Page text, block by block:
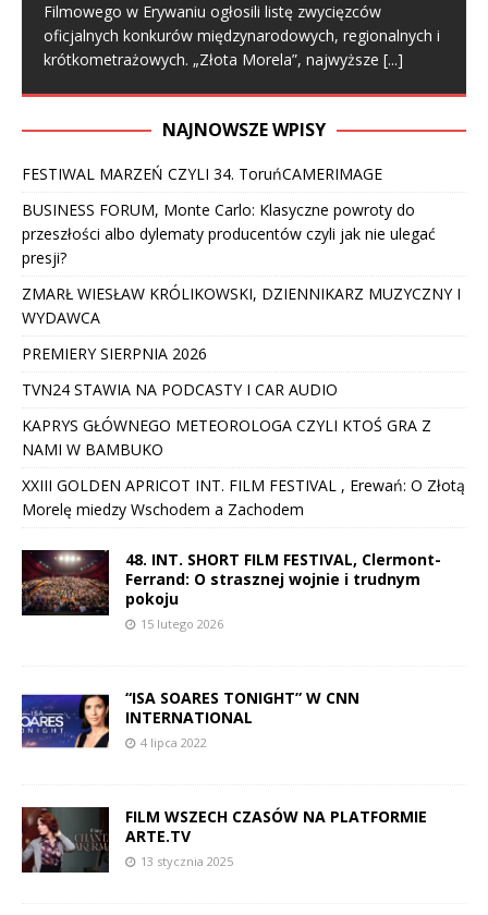
Filmowego w Erywaniu ogłosili listę zwycięzców
oficjalnych konkurów międzynarodowych, regionalnych i
krótkometrażowych. „Złota Morela”, najwyższe [...]
NAJNOWSZE WPISY
FESTIWAL MARZEŃ CZYLI 34. ToruńCAMERIMAGE
BUSINESS FORUM, Monte Carlo: Klasyczne powroty do
przeszłości albo dylematy producentów czyli jak nie ulegać
presji?
ZMARŁ WIESŁAW KRÓLIKOWSKI, DZIENNIKARZ MUZYCZNY I
WYDAWCA
PREMIERY SIERPNIA 2026
TVN24 STAWIA NA PODCASTY I CAR AUDIO
KAPRYS GŁÓWNEGO METEOROLOGA CZYLI KTOŚ GRA Z
NAMI W BAMBUKO
XXIII GOLDEN APRICOT INT. FILM FESTIVAL , Erewań: O Złotą
Morelę miedzy Wschodem a Zachodem
48. INT. SHORT FILM FESTIVAL, Clermont-
Ferrand: O strasznej wojnie i trudnym
pokoju
15 lutego 2026
“ISA SOARES TONIGHT” W CNN
INTERNATIONAL
4 lipca 2022
FILM WSZECH CZASÓW NA PLATFORMIE
ARTE.TV
13 stycznia 2025